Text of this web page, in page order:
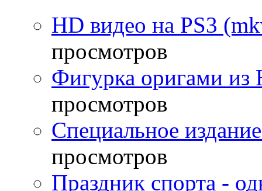
HD видео на PS3
просмотров
Фигурка оригами из
просмотров
Специальное
просмотров
Праздник спорта -